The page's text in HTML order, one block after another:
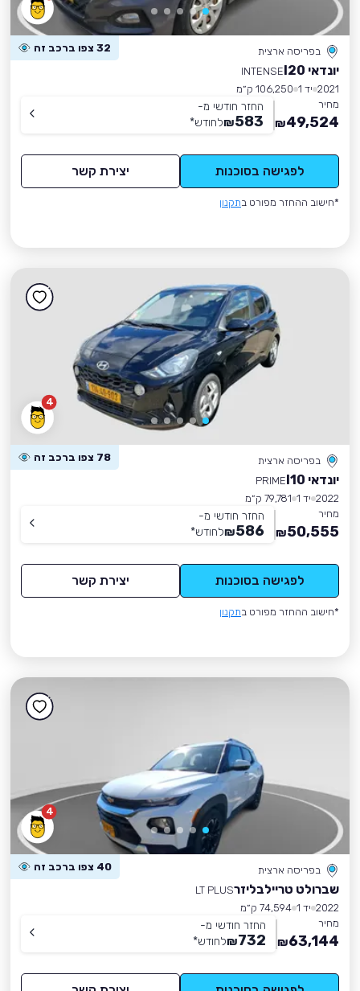
בפריסה ארצית 32 צפו ברכב זה
יונדאי I20
INTENSE
2021 יד 1
106,250 ק״מ
מחיר
49,524
₪
החזר חודשי מ-
583
₪לחודש*
לפגישה בסוכנות יצירת קשר
*חישוב ההחזר מפורט בתקנון
4
בפריסה ארצית 78 צפו ברכב זה
יונדאי I10
PRIME
2022 יד 1
79,781 ק״מ
מחיר
50,555
₪
החזר חודשי מ-
586
₪לחודש*
לפגישה בסוכנות יצירת קשר
*חישוב ההחזר מפורט בתקנון
4
בפריסה ארצית 40 צפו ברכב זה
שברולט טריילבליזרLT PLUS
2022 יד 1
74,594 ק״מ
מחיר
63,144
₪
החזר חודשי מ-
732
₪לחודש*